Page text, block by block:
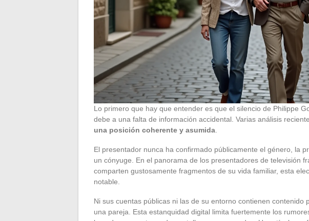
Lo primero que hay que entender es que el silencio de Philippe
debe a una falta de información accidental. Varias análisis
una posición coherente y asumida.
El presentador nunca ha confirmado públicamente el género, la
un cónyuge. En el panorama de los presentadores de televisión
comparten gustosamente fragmentos de su vida familiar, esta
notable.
Ni sus cuentas públicas ni las de su entorno contienen contenido
una pareja. Esta estanquidad digital limita fuertemente los